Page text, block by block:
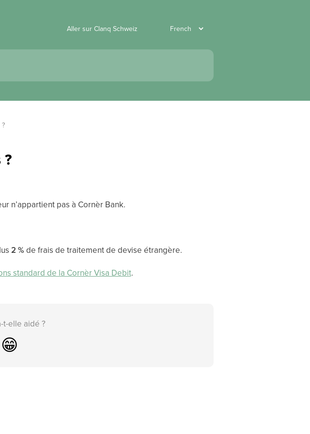
Aller sur Clanq Schweiz
n’appartient pas à Cornèr Bank.
2 %de frais de traitement de devise étrangère.
standard de la Cornèr Visa Debit.
t-elle aidé ?
😁